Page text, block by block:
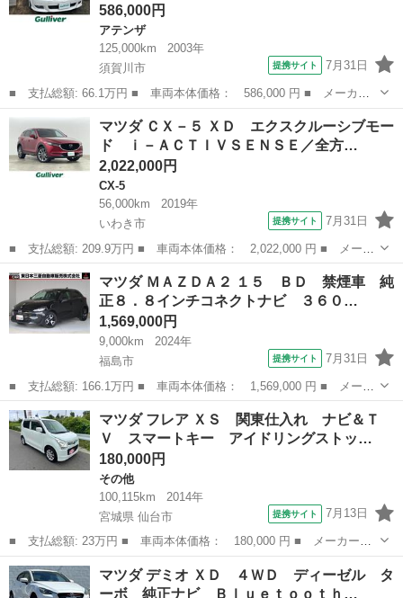
586,000円
アテンザ
125,000km
2003年
須賀川市
提携サイト 7月31日
■ 支払総額: 66.1万円 ■ 車両本体価格： 586,000 円 ■ メーカー
名： マツダ ■ 車種名： アテンザスポーツワゴン ■ グレード
名： ２３Ｓ ■ 排気量： 2300cc ■ ドア枚数： 5D ■ ミッシ
ョ...
福島 須賀川市 アテンザ
マツダ ＣＸ－５ ＸＤ エクスクルーシブモー
ド ｉ－ＡＣＴＩＶＳＥＮＳＥ／全方…
2,022,000円
CX-5
56,000km
2019年
いわき市
提携サイト 7月31日
■ 支払総額: 209.9万円 ■ 車両本体価格： 2,022,000 円 ■ メーカ
ー名： マツダ ■ 車種名： ＣＸ－５ ■ グレード名： ＸＤ エ
クスクルーシブモード ｉ－ＡＣＴＩＶＳＥＮＳＥ／全方位／純正７
型ナビ／...
福島 いわき市 CX-5
マツダ ＭＡＺＤＡ２ １５ ＢＤ 禁煙車 純
正８．８インチコネクトナビ ３６０…
1,569,000円
9,000km
2024年
福島市
提携サイト 7月31日
■ 支払総額: 166.1万円 ■ 車両本体価格： 1,569,000 円 ■ メーカ
ー名： マツダ ■ 車種名： ＭＡＺＤＡ２ ■ グレード名： １
５ ＢＤ 禁煙車 純正８．８インチコネクトナビ ３６０°カメラ
車両状態...
福島 福島市 マツダ
マツダ フレア ＸＳ 関東仕入れ ナビ＆Ｔ
Ｖ スマートキー アイドリングストッ…
180,000円
その他
100,115km
2014年
宮城県 仙台市
提携サイト 7月13日
■ 支払総額: 23万円 ■ 車両本体価格： 180,000 円 ■ メーカー
名： マツダ ■ 車種名： フレア ■ グレード名： ＸＳ 関東仕
入れ ナビ＆ＴＶ スマートキー アイドリングストップ 電動格納
ミラー ベンチシ...
宮城 仙台市 その他
マツダ デミオ ＸＤ ４ＷＤ ディーゼル タ
ーボ 純正ナビ Ｂｌｕｅｔｏｏｔｈ…